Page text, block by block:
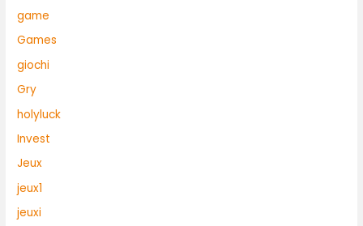
game
Games
giochi
Gry
holyluck
Invest
Jeux
jeux1
jeuxi